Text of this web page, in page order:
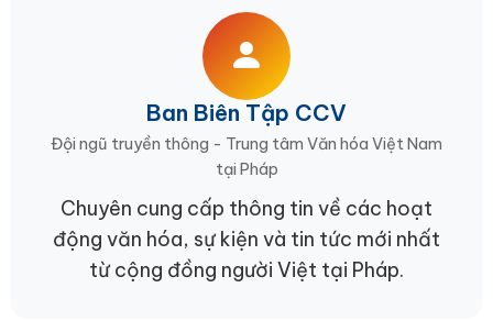
Ban Biên Tập CCV
Đội ngũ truyền thông - Trung tâm Văn hóa Việt Nam
tại Pháp
Chuyên cung cấp thông tin về các hoạt
động văn hóa, sự kiện và tin tức mới nhất
từ cộng đồng người Việt tại Pháp.